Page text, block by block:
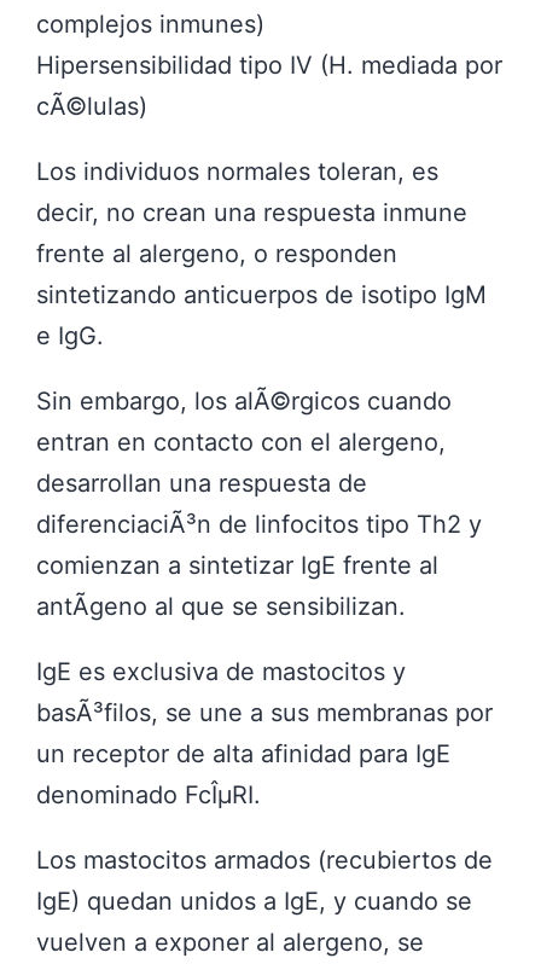
complejos inmunes)
Hipersensibilidad tipo IV (H. mediada por
cÃ©lulas)
Los individuos normales toleran, es
decir, no crean una respuesta inmune
frente al alergeno, o responden
sintetizando anticuerpos de isotipo IgM
e IgG.
Sin embargo, los alÃ©rgicos cuando
entran en contacto con el alergeno,
desarrollan una respuesta de
diferenciaciÃ³n de linfocitos tipo Th2 y
comienzan a sintetizar IgE frente al
antÃ­geno al que se sensibilizan.
IgE es exclusiva de mastocitos y
basÃ³filos, se une a sus membranas por
un receptor de alta afinidad para IgE
denominado FcÎµRI.
Los mastocitos armados (recubiertos de
IgE) quedan unidos a IgE, y cuando se
vuelven a exponer al alergeno, se